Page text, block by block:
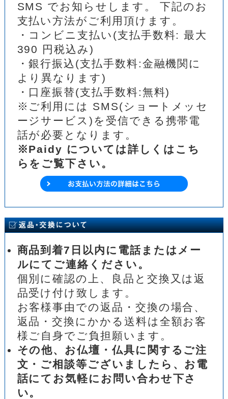
SMS でお知らせします。 下記のお
支払い方法がご利用頂けます。
・コンビニ支払い(支払手数料: 最大
390 円税込み)
・銀行振込(支払手数料:金融機関に
より異なります)
・口座振替(支払手数料:無料)
※ご利用には SMS(ショートメッセ
ージサービス)を受信できる携帯電
話が必要となります。
※Paidy については詳しくはこち
らをご覧下さい。
商品到着7日以内に電話またはメー
ルにてご連絡ください。
個別に確認の上、良品と交換又は返
品受け付け致します。
お客様事由での返品・交換の場合、
返品・交換にかかる送料は全額お客
様ご自身でご負担願います。
その他、お仏壇・仏具に関するご注
文・ご相談等ございましたら、お電
話にてお気軽にお問い合わせ下さ
い。